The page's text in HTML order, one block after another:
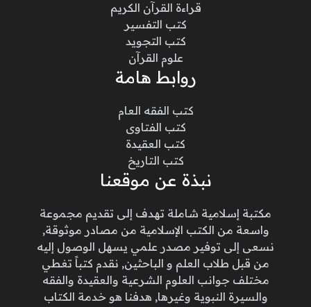
قراءة القرآن الكريم
كتب التفسير
كتب التجويد
علوم القرآن
روابط هامة
كتب الفقه العام
كتب الفتاوى
كتب العقيدة
كتب التاريخ
نبذة عن موقعنا
مكتبة إسلامية شاملة تهدف إلى تقديم مجموعة
واسعة من الكتب الإسلامية من مصادر موثوقة,
نسعى إلى توفير مصدر علمي يسهل الوصول إليه
من قبل طلاب العلم و الباحثين, نقدم كتباً تغطي
مختلف جوانب العلوم الشرعية والعقيدة والفقه
والسيرة النبوية وغيرها, هدفنا هو خدمة الكتاب